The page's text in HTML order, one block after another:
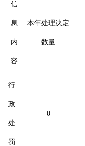
信
息
内
容
本年处理决定
数量
行
政
处
罚
0